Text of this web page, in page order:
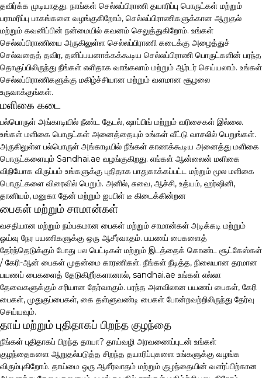
தவிர்க்க முடியாதது. நாங்கள் செல்லப்பிராணி தயாரிப்பு பொருட்கள் மற்றும்
பராமரிப்பு பாகங்களை வழங்குகிறோம், செல்லப்பிராணிகளுக்கான ஆறுதல்
மற்றும் கவனிப்பின் நன்மையில் கவனம் செலுத்துகிறோம். உங்கள்
செல்லப்பிராணியை அருகிலுள்ள செல்லப்பிராணி கடைக்கு அழைத்துச்
செல்வதைத் தவிர, தனிப்பயனாக்கக்கூடிய செல்லப்பிராணி பொருட்களின் பரந்த
தொகுப்பிலிருந்து நீங்கள் எளிதாக வாங்கலாம் மற்றும் ஆர்டர் செய்யலாம். உங்கள்
செல்லப்பிராணிகளுக்கு மகிழ்ச்சியான மற்றும் வளமான சூழலை
உருவாக்குங்கள்.
மளிகை கடை
பல்பொருள் அங்காடியில் நீண்ட தேடல், ஷாப்பிங் மற்றும் வரிசைகள் இல்லை.
உங்கள் மளிகை பொருட்கள் அனைத்தையும் உங்கள் வீட்டு வாசலில் பெறுங்கள்.
அருகிலுள்ள பல்பொருள் அங்காடியில் நீங்கள் காணக்கூடிய அனைத்து மளிகை
பொருட்களையும் Sandhai.ae வழங்குகிறது. எங்கள் ஆன்லைன் மளிகை
விநியோக விருப்பம் உங்களுக்கு புதிதாக பாதுகாக்கப்பட்ட மற்றும் மூல மளிகை
பொருட்களை விரைவில் பெறும். அனில், சுவை, ஆச்சி, உத்யம், ஹர்ஷினி,
தானியம், மனுகா தேன் மற்றும் ஐபபிள் டீ கிடைக்கின்றன
பைகள் மற்றும் சாமான்கள்
வசதியான மற்றும் நம்பகமான பைகள் மற்றும் சாமான்கள் அடிக்கடி மற்றும்
ஓய்வு நேர பயணிகளுக்கு ஒரு ஆசீர்வாதம். பயணப் பைகளைத்
தேர்ந்தெடுக்கும் போது பல பெட்டிகள் மற்றும் இடத்தைக் கொண்ட சூட்கேஸ்கள்
/ கேரி-ஆன் பைகள் முதன்மை காரணிகள். நீங்கள் நீடித்த, நிலையான தரமான
பயணப் பைகளைத் தேடுகிறீர்களானால், sandhai.ae உங்கள் எல்லா
தேவைகளுக்கும் சரியான தேர்வாகும். பரந்த அளவிலான பயணப் பைகள், கேரி
பைகள், முதுகுப்பைகள், கை தள்ளுவண்டி பைகள் போன்றவற்றிலிருந்து தேர்வு
செய்யவும்.
தாய் மற்றும் புதிதாகப் பிறந்த குழந்தை
நீங்கள் புதிதாகப் பிறந்த தாயா? தாய்வழி அரவணைப்புடன் உங்கள்
குழந்தைகளை ஆறுதல்படுத்த சிறந்த தயாரிப்புகளை உங்களுக்கு வழங்க
விரும்புகிறோம். தாய்மை ஒரு ஆசீர்வாதம் மற்றும் குழந்தையின் வளர்ப்பிற்கான